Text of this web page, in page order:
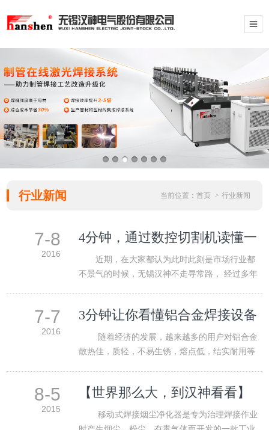
行业新闻 当前位置： 首页 > 行业新闻
7-8
2016
4分钟，通过数控切割机读懂一
个企业经营方式
近期，在大家都认为此时此刻是市场行业都
不景气的时候，无锡汉神不走寻常路， 经过多年
7-7
2016
3分钟让你看懂铝合金焊接设备
及行业应用领域
随着经济的发展，越来越多的用户对铝合金
散热佳，质轻，不易生锈，熔点低，结实耐用等
8-5
2015
【世界那么大，到汉神看看】
移动焊接烟尘净化器
移动式焊接烟尘净化器是专为治理焊接作业